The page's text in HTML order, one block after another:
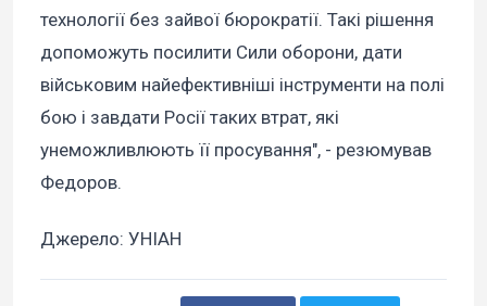
технології без зайвої бюрократії. Такі рішення
допоможуть посилити Сили оборони, дати
військовим найефективніші інструменти на полі
бою і завдати Росії таких втрат, які
унеможливлюють її просування", - резюмував
Федоров.
Джерело: УНІАН